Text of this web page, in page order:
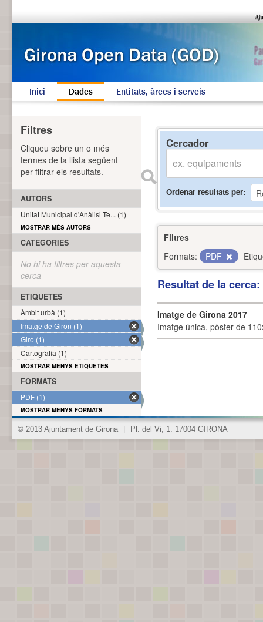
Inici Dades Entitats, àrees i serveis
Cercador
Ordenar resultats per
Filtres
Formats:
PDF
Resultat de la
Imatge de Girona 2017
Imatge única, pòster de
Filtres
Cliqueu sobre un o més
termes de la llista següent
per filtrar els resultats.
AUTORS
Unitat Municipal d'Anàlisi Te... (1)
MOSTRAR MÉS AUTORS
CATEGORIES
No hi ha filtres per aquesta
cerca
ETIQUETES
Àmbit urbà (1)
Imatge de Giron (1)
Giro (1)
Cartografia (1)
MOSTRAR MENYS ETIQUETES
FORMATS
PDF (1)
MOSTRAR MENYS FORMATS
© 2013 Ajuntament de Girona Pl. del Vi, 1. 17004 GIRONA